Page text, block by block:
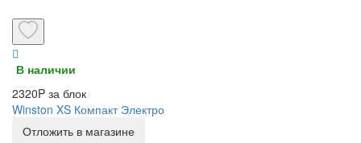
В наличии
2320P за блок
Winston XS Компакт Электро
Отложить в магазине